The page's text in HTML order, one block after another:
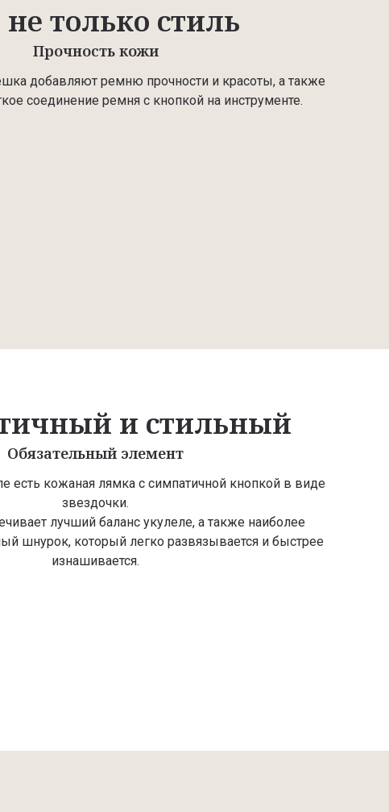
не только стиль
Прочность кожи
добавляют ремню прочности и красоты, а также
соединение ремня с кнопкой на инструменте.
и стильный
Обязательный элемент
есть кожаная лямка с симпатичной кнопкой в виде
звездочки.
лучший баланс укулеле, а также наиболее
шнурок, который легко развязывается и быстрее
изнашивается.